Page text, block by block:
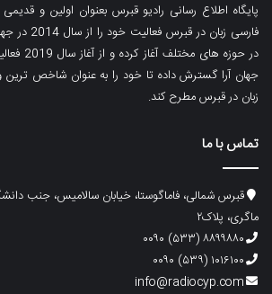
پایگاه اطلاع رسانی رادیو قبرس بعنوان اولین و
فارسی زبان
در حوزه
جهان آرا گسترش داده تا خود را به عنوان شاخص ترین
زبان در قبرس مطرح کند.
تماس با ما
ماگری، پلاک۲
۸۸۹۹۸۸۰ (۵۳۳) ۰۰۹۰
۱۰۱۶۱۰۰ (۵۳۹) ۰۰۹۰
info@radiocyp.com